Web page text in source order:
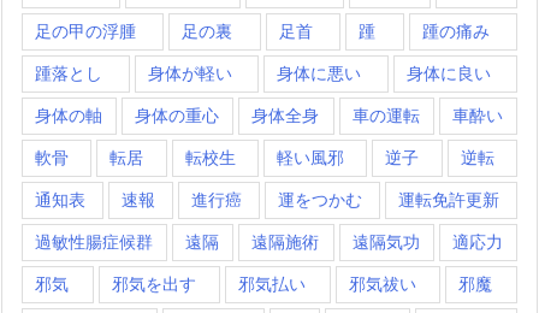
足の甲の浮腫 足の裏 足首 踵 踵の痛み
踵落とし 身体が軽い 身体に悪い 身体に良い
身体の軸 身体の重心 身体全身 車の運転 車酔い
軟骨 転居 転校生 軽い風邪 逆子 逆転
通知表 速報 進行癌 運をつかむ 運転免許更新
過敏性腸症候群 遠隔 遠隔施術 遠隔気功 適応力
邪気 邪気を出す 邪気払い 邪気祓い 邪魔